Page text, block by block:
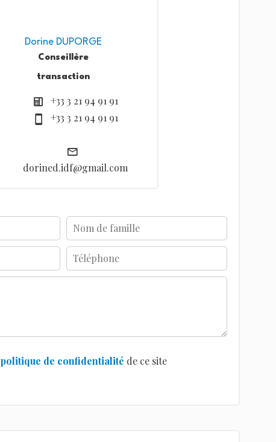
Dorine DUPORGE
Conseillère
transaction
+33 3 21 94 91 91
+33 3 21 94 91 91
dorined.idf@gmail.com
politique de confidentialité de ce site